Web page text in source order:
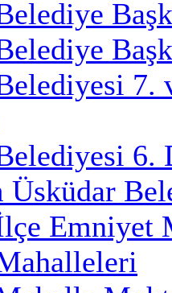
7.
6.
Üsküdar
Emniyet